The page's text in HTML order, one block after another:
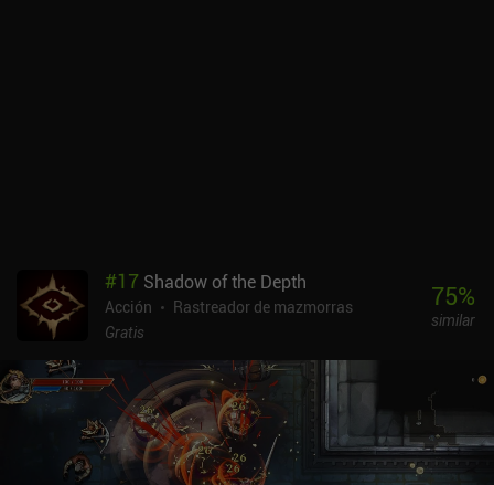
#17 Shadow of the Depth
Acción
Rastreador de mazmorras
Gratis
75%
similar